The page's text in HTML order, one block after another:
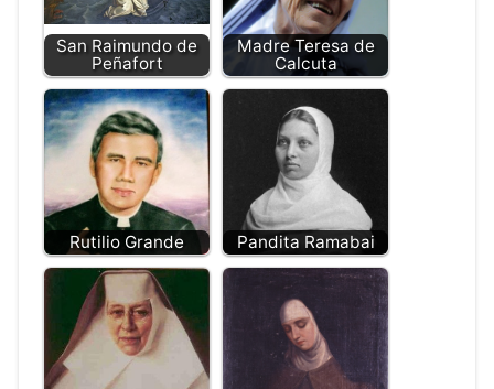
San Raimundo de
Peñafort
Madre Teresa de
Calcuta
Rutilio Grande Pandita Ramabai